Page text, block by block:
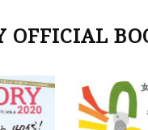
OFFICIAL